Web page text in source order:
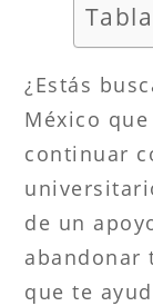
¿Estás
México
continuar
de un
abandonar
que te